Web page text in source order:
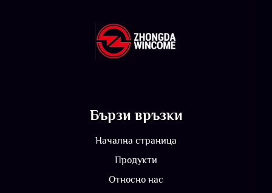
Бързи връзки
Начална страница
Продукти
Относно нас